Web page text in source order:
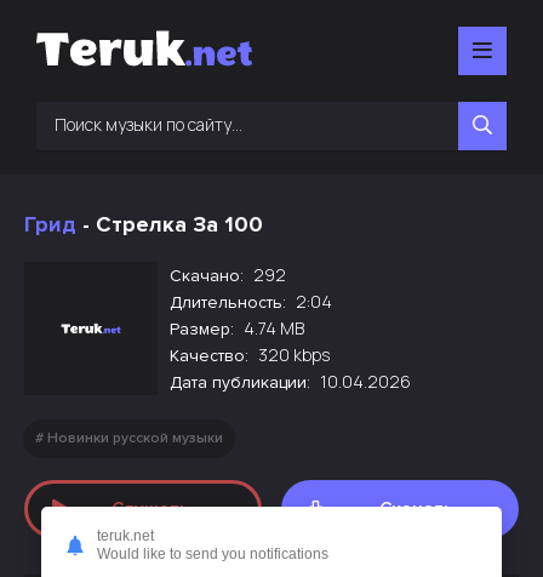
Грид - Стрелка За 100
Скачано: 292
Длительность: 2:04
Размер: 4.74 MB
Качество: 320 kbps
Дата публикации: 10.04.2026
Новинки русской музыки
Слушать Скачать
teruk.net
Would like to send you notifications